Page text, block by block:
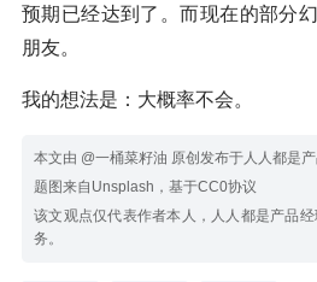
预期已经达到了。而现在的部分
朋友。
我的想法是：大概率不会。
本文由 @一桶菜籽油 原创发布于人人都是
题图来自Unsplash，基于CC0协议
该文观点仅代表作者本人，人人都是产品
务。